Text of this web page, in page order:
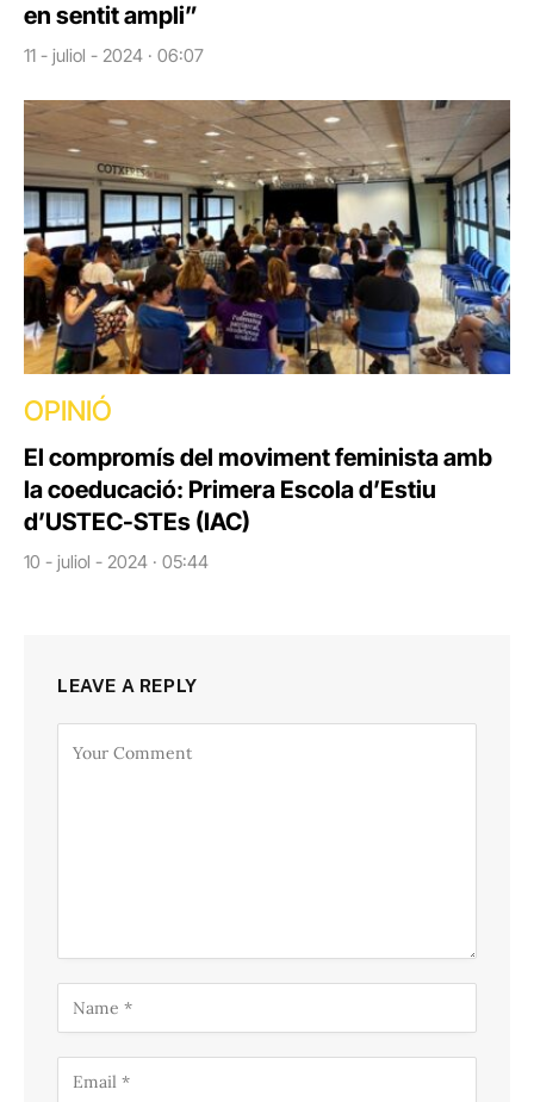
en sentit ampli”
11 - juliol - 2024 · 06:07
OPINIÓ
El compromís del moviment feminista amb
la coeducació: Primera Escola d’Estiu
d’USTEC-STEs (IAC)
10 - juliol - 2024 · 05:44
LEAVE A REPLY